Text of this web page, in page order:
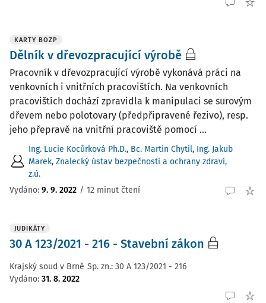
KARTY BOZP
Dělník v dřevozpracující výrobě
Pracovník v dřevozpracující výrobě vykonává práci na
venkovních i vnitřních pracovištích. Na venkovních
pracovištích dochází zpravidla k manipulaci se surovým
dřevem nebo polotovary (předpřipravené řezivo), resp.
jeho přepravě na vnitřní pracoviště pomocí ...
Ing. Lucie Kocůrková Ph.D., Bc. Martin Chytil, Ing. Jakub
Marek, Znalecký ústav bezpečnosti a ochrany zdraví,
z.ú.
Vydáno: 9. 9. 2022 / 12 minut čtení
JUDIKÁTY
30 A 123/2021 - 216 - Stavební zákon
Krajský soud v Brně Sp. zn.: 30 A 123/2021 - 216
Vydáno: 31. 8. 2022